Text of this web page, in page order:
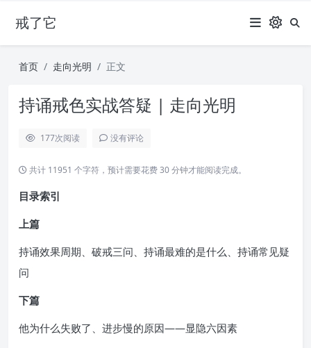
戒了它
首页 走向光明 正文
持诵戒色实战答疑 | 走向光明
177次阅读 没有评论
共计 11951 个字符，预计需要花费 30 分钟才能阅读完成。
目录索引
上篇
持诵效果周期、破戒三问、持诵最难的是什么、持诵常见疑
问
下篇
他为什么失败了、进步慢的原因——显隐六因素